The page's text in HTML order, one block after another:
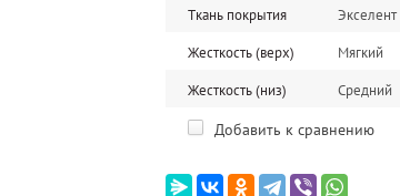
Ткань покрытия
Экселент
Жесткость (верх)
Мягкий
Жесткость (низ)
Средний
Добавить к сравнению